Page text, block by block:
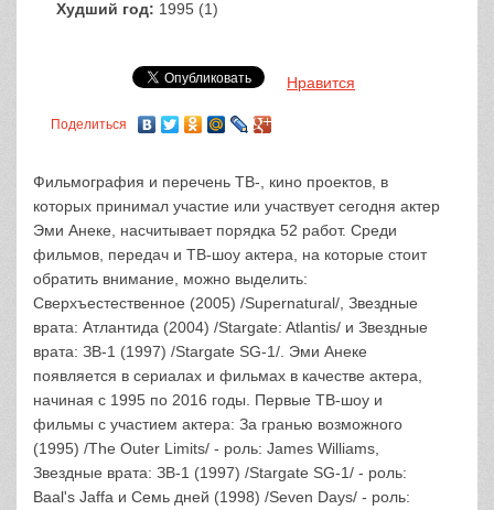
Худший год: 1995 (1)
Нравится
Поделиться
Фильмография и перечень ТВ-, кино проектов, в
которых принимал участие или участвует сегодня актер
Эми Анеке, насчитывает порядка 52 работ. Среди
фильмов, передач и ТВ-шоу актера, на которые стоит
обратить внимание, можно выделить:
Сверхъестественное (2005) /Supernatural/, Звездные
врата: Атлантида (2004) /Stargate: Atlantis/ и Звездные
врата: ЗВ-1 (1997) /Stargate SG-1/. Эми Анеке
появляется в сериалах и фильмах в качестве актера,
начиная с 1995 по 2016 годы. Первые ТВ-шоу и
фильмы с участием актера: За гранью возможного
(1995) /The Outer Limits/ - роль: James Williams,
Звездные врата: ЗВ-1 (1997) /Stargate SG-1/ - роль:
Baal's Jaffa и Семь дней (1998) /Seven Days/ - роль: